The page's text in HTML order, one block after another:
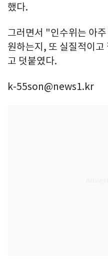
했다.
그러면서 "인수위는 아
원하는지, 또 실질적이
고 덧붙였다.
k-55son@news1.kr